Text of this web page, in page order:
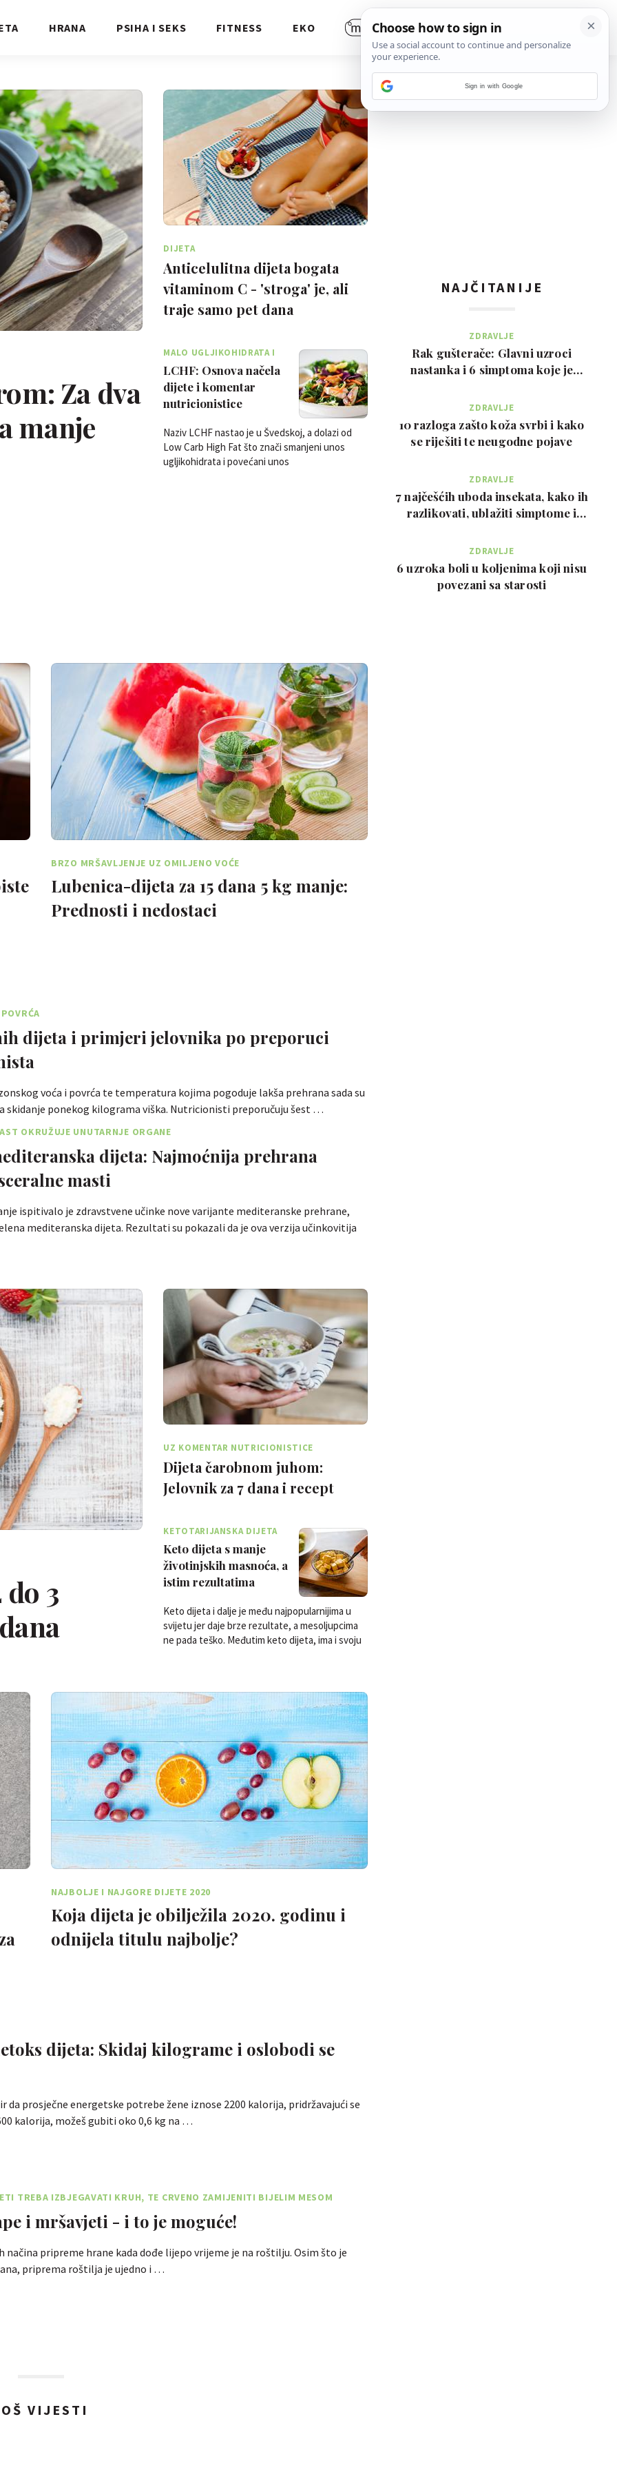
HRANA PSIHA I SEKS FITNESS EKO
Za dva
manje
DIJETA
Anticelulitna dijeta bogata
vitaminom C - 'stroga' je, ali
traje samo pet dana
MALO UGLJIKOHIDRATA I
PUNO MASTI
LCHF: Osnova načela
dijete i komentar
nutricionistice
Naziv LCHF nastao je u Švedskoj, a dolazi od
Low Carb High Fat što znači smanjeni unos
ugljikohidrata i povećani unos
NAJČITANIJE
ZDRAVLJE
Rak gušterače: Glavni uzroci
nastanka i 6 simptoma koje je
ZDRAVLJE
10 razloga zašto koža svrbi i kako
se riješiti te neugodne pojave
ZDRAVLJE
7 najčešćih uboda insekata, kako ih
razlikovati, ublažiti simptome i
ZDRAVLJE
6 uzroka boli u koljenima koji nisu
povezani sa starosti
BRZO MRŠAVLJENJE UZ OMILJENO VOĆE
Lubenica-dijeta za 15 dana 5 kg manje:
Prednosti i nedostaci
dijeta i primjeri jelovnika po preporuci
voća i povrća te temperatura kojima pogoduje lakša prehrana sada su
skidanje ponekog kilograma viška. Nutricionisti preporučuju šest …
OKRUŽUJE UNUTARNJE ORGANE
dijeta: Najmoćnija prehrana
masti
ispitivalo je zdravstvene učinke nove varijante mediteranske prehrane,
mediteranska dijeta. Rezultati su pokazali da je ova verzija učinkovitija
3
UZ KOMENTAR NUTRICIONISTICE
Dijeta čarobnom juhom:
Jelovnik za 7 dana i recept
KETOTARIJANSKA DIJETA
Keto dijeta s manje
životinjskih masnoća, a
istim rezultatima
Keto dijeta i dalje je među najpopularnijima u
svijetu jer daje brze rezultate, a mesoljupcima
ne pada teško. Međutim keto dijeta, ima i svoju
NAJBOLJE I NAJGORE DIJETE 2020
Koja dijeta je obilježila 2020. godinu i
odnijela titulu najbolje?
dijeta: Skidaj kilograme i oslobodi se
da prosječne energetske potrebe žene iznose 2200 kalorija, pridržavajući se
kalorija, možeš gubiti oko 0,6 kg na …
TREBA IZBJEGAVATI KRUH, TE CRVENO ZAMIJENITI BIJELIM MESOM
i mršavjeti - i to je moguće!
načina pripreme hrane kada dođe lijepo vrijeme je na roštilju. Osim što je
priprema roštilja je ujedno i …
VIJESTI
Sign in with Google